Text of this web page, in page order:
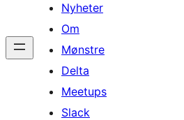
Nyheter
Om
Mønstre
Delta
Meetups
Slack